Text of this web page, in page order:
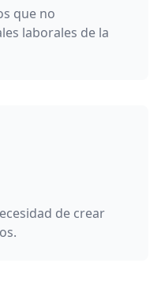
que no
laborales de la
de crear